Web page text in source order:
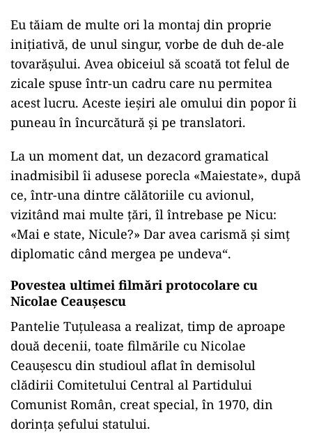
Eu tăiam de multe ori la montaj din proprie
iniţiativă, de unul singur, vorbe de duh de-ale
tovarăşului. Avea obiceiul să scoată tot felul de
zicale spuse într-un cadru care nu permitea
acest lucru. Aceste ieşiri ale omului din popor îi
puneau în încurcătură şi pe translatori.
La un moment dat, un dezacord gramatical
inadmisibil îi adusese porecla «Maiestate», după
ce, într-una dintre călătoriile cu avionul,
vizitând mai multe ţări, îl întrebase pe Nicu:
«Mai e state, Nicule?» Dar avea carismă şi simţ
diplomatic când mergea pe undeva“.
Povestea ultimei filmări protocolare cu
Nicolae Ceauşescu
Pantelie Tuţuleasa a realizat, timp de aproape
două decenii, toate filmările cu Nicolae
Ceauşescu din studioul aflat în demisolul
clădirii Comitetului Central al Partidului
Comunist Român, creat special, în 1970, din
dorinţa şefului statului.